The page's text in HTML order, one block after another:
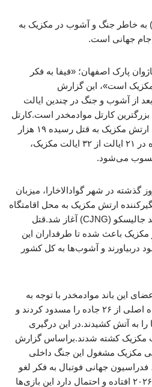
به خاطر جنگ و آشوب در مکزیک به
جام جهانی است.
پارک اصفهان؛ «فیفا به فکر
مکزیک است»، این گزارش
از آشوب و جنگ در چندین ایالت
کارتل موادمخدر است.کارتل
CJNG که سرکرده‌اش توسط ارتش مکزیک به قتل رسیده ۱۹ هزار
عضو دارد و با عملیات گسترده در ۲۱ ایالت از ۳۲ ایالت مکزیک،
می‌شود.
گذشته در شهر گوادالاخارا، میزبان
حمله غافلگیرکننده ارتش مکزیک به محل اقامتگاه
«منچو»، رهبر کارتل نسل جدید جالیسکو (CJNG) آغاز شد.قتل
باعث شده تا طرفداران این
دربیاورند و آشوب‌ها به کل کشور
این باند موادمخدر با توجه به
نفوذ گسترده در کشور ۲۱ جاده اصلی از ۲۶ جاده را مسدود کردند و
به آتش کشیدند.در این درگیری
امنیت مکزیک کشته شدند.براساس گزارش
مکزیک مشغول این جنگ داخلی
جهانی فوتبال به فکر لغو
میزبانی مکزیک از جام جهانی ۲۰۲۶ افتاده و احتمال دارد این بازی‌ها